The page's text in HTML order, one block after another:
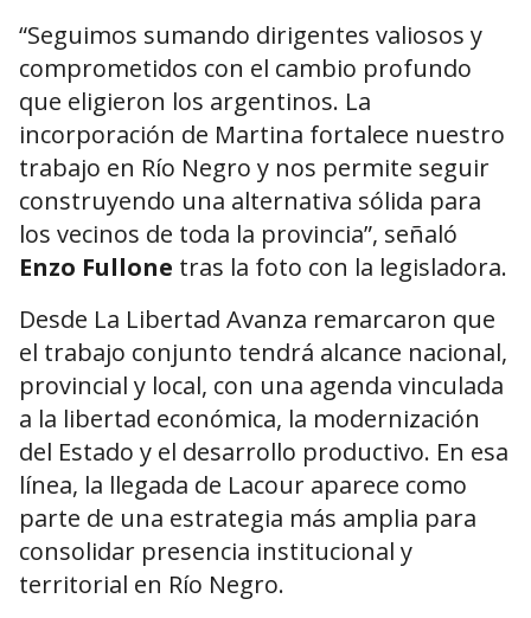
“Seguimos sumando dirigentes valiosos y
comprometidos con el cambio profundo
que eligieron los argentinos. La
incorporación de Martina fortalece nuestro
trabajo en Río Negro y nos permite seguir
construyendo una alternativa sólida para
los vecinos de toda la provincia”, señaló
Enzo Fullone tras la foto con la legisladora.
Desde La Libertad Avanza remarcaron que
el trabajo conjunto tendrá alcance nacional,
provincial y local, con una agenda vinculada
a la libertad económica, la modernización
del Estado y el desarrollo productivo. En esa
línea, la llegada de Lacour aparece como
parte de una estrategia más amplia para
consolidar presencia institucional y
territorial en Río Negro.